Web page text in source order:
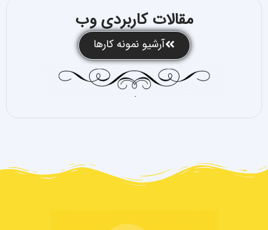
مقالات کاربردی وب
آرشیو نمونه کارها